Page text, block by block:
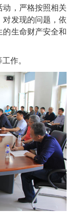
动，严格按照相关
对发现的问题，依
生命财产安全和
作。